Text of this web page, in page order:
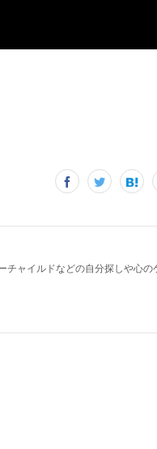
チャイルドなどの自分探しや心の